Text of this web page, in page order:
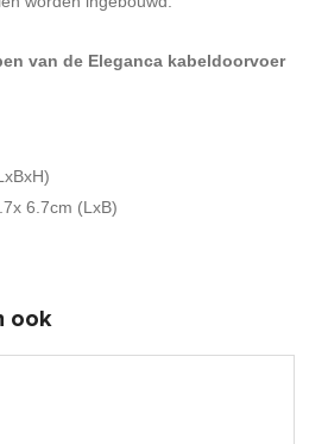
van de Eleganca kabeldoorvoer
6.7cm (LxB)
ook